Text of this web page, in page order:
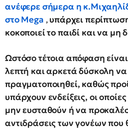
ανέφερε σήμερα η
στο Mega ,υπάρχει
κοκοποιεί το παιδί και να μη
Ωστόσο τέτοια απόφαση είναι
λεπτή και αρκετά δύσκολη να
πραγματοποιηθεί, καθώς
υπάρχουν ενδείξεις, οι
μην ευσταθούν ή να
αντιδράσεις των γονέων